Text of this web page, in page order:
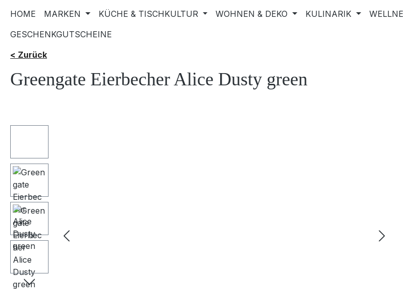
HOME MARKEN KÜCHE & TISCHKULTUR WOHNEN & DEKO KULINARIK
GESCHENKGUTSCHEINE
< Zurück
Greengate Eierbecher Alice Dusty green